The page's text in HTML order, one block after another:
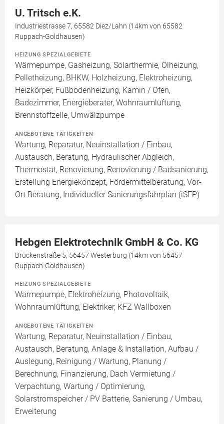
U. Tritsch e.K.
Industriestrasse 7, 65582 Diez/Lahn (14km von 65582
Ruppach-Goldhausen)
HEIZUNG SPEZIALGEBIETE
Wärmepumpe, Gasheizung, Solarthermie, Ölheizung,
Pelletheizung, BHKW, Holzheizung, Elektroheizung,
Heizkörper, Fußbodenheizung, Kamin / Ofen,
Badezimmer, Energieberater, Wohnraumlüftung,
Brennstoffzelle, Umwälzpumpe
ANGEBOTENE TÄTIGKEITEN
Wartung, Reparatur, Neuinstallation / Einbau,
Austausch, Beratung, Hydraulischer Abgleich,
Thermostat, Renovierung, Renovierung / Badsanierung,
Erstellung Energiekonzept, Fördermittelberatung, Vor-
Ort Beratung, Individueller Sanierungsfahrplan (iSFP)
Hebgen Elektrotechnik GmbH & Co. KG
Brückenstraße 5, 56457 Westerburg (14km von 56457
Ruppach-Goldhausen)
HEIZUNG SPEZIALGEBIETE
Wärmepumpe, Elektroheizung, Photovoltaik,
Wohnraumlüftung, Elektriker, KFZ Wallboxen
ANGEBOTENE TÄTIGKEITEN
Wartung, Reparatur, Neuinstallation / Einbau,
Austausch, Beratung, Anlage & Installation, Aufbau /
Auslegung, Reinigung / Wartung, Planung /
Berechnung, Finanzierung, Dach Vermietung /
Verpachtung, Wartung / Optimierung,
Solarstromspeicher / PV Batterie, Sanierung / Umbau,
Erweiterung